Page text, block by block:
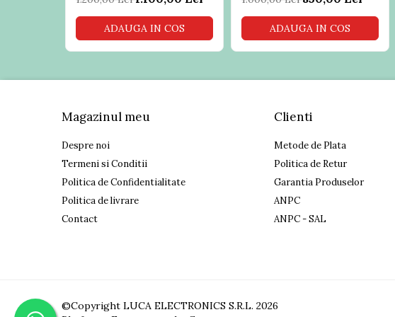
ADAUGA IN COS ADAUGA IN COS
Magazinul meu
Despre noi
Termeni si Conditii
Politica de Confidentialitate
Politica de livrare
Contact
Clienti
Metode de Plata
Politica de Retur
Garantia Produselor
ANPC
ANPC - SAL
©Copyright LUCA ELECTRONICS S.R.L. 2026